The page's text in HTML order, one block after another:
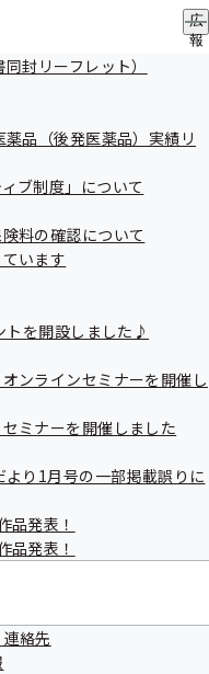
広
報
ニ
封リーフレット）
薬品（後発医薬品）実績リ
ブ制度」について
料の確認について
います
トを開設しました♪
ンラインセミナーを開催し
ミナーを開催しました
より1月号の一部掲載誤りに
品発表！
品発表！
絡先
）15：00までに
担当者までFAXでお知ら
とがあります。傍聴が
）
冒頭のみ可能です。
シダ）
ウンスで電話機の番号
「5」をプッシュしてい
）